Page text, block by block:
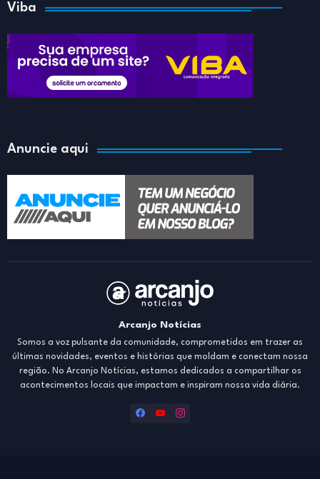
Viba
Anuncie aqui
Arcanjo Notícias
Somos a voz pulsante da comunidade, comprometidos em trazer as
últimas novidades, eventos e histórias que moldam e conectam nossa
região. No Arcanjo Notícias, estamos dedicados a compartilhar os
acontecimentos locais que impactam e inspiram nossa vida diária.